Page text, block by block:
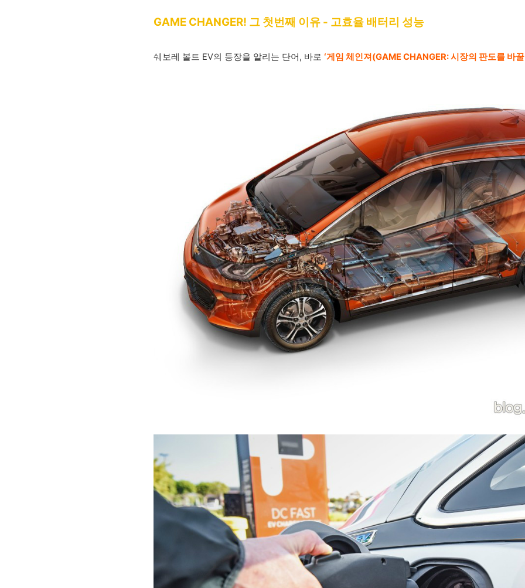
GAME CHANGER! 그 첫번째 이유 - 고효율 배터리 성능
쉐보레 볼트 EV의 등장을 알리는 단어, 바로 ‘게임 체인져(GAME CHANGER: 시장의 판도를 바